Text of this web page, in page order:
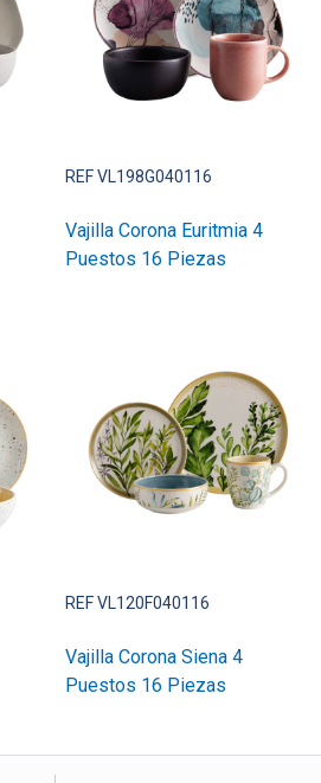
REF VL198G040116
Vajilla Corona Euritmia 4
Puestos 16 Piezas
REF VL120F040116
Vajilla Corona Siena 4
Puestos 16 Piezas